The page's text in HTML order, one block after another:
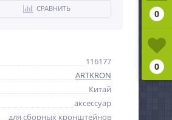
СРАВНИТЬ
116177
ARTKRON
Китай
аксессуар
для сборных кронштейнов
0
0